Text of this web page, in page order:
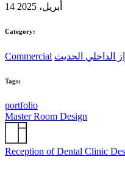
14 أبريل، 2025
Category:
Commercial الداخلي الحديث
Tags:
portfolio
Master Room Design
Reception of Dental Clinic